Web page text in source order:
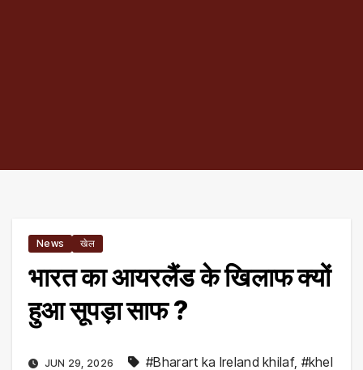
News खेल
भारत का आयरलैंड के खिलाफ क्यों
हुआ सूपड़ा साफ ?
JUN 29, 2026 #Bharart ka Ireland khilaf, #khel